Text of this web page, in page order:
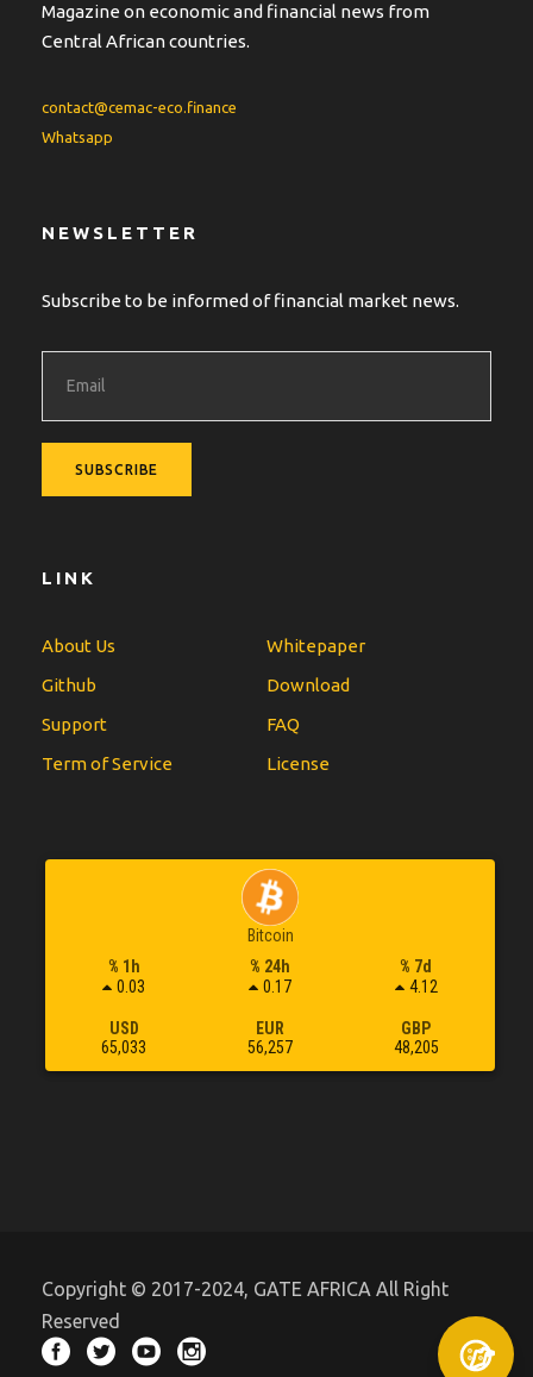
Magazine on economic and financial news from
Central African countries.
contact@cemac-eco.finance
Whatsapp
NEWSLETTER
Subscribe to be informed of financial market news.
LINK
About Us
Whitepaper
Github
Download
Support
FAQ
Term of Service
License
Bitcoin
% 1h
0.03
% 24h
0.17
% 7d
4.12
USD
65,033
EUR
56,257
GBP
48,205
Copyright © 2017-2024, GATE AFRICA All Right
Reserved